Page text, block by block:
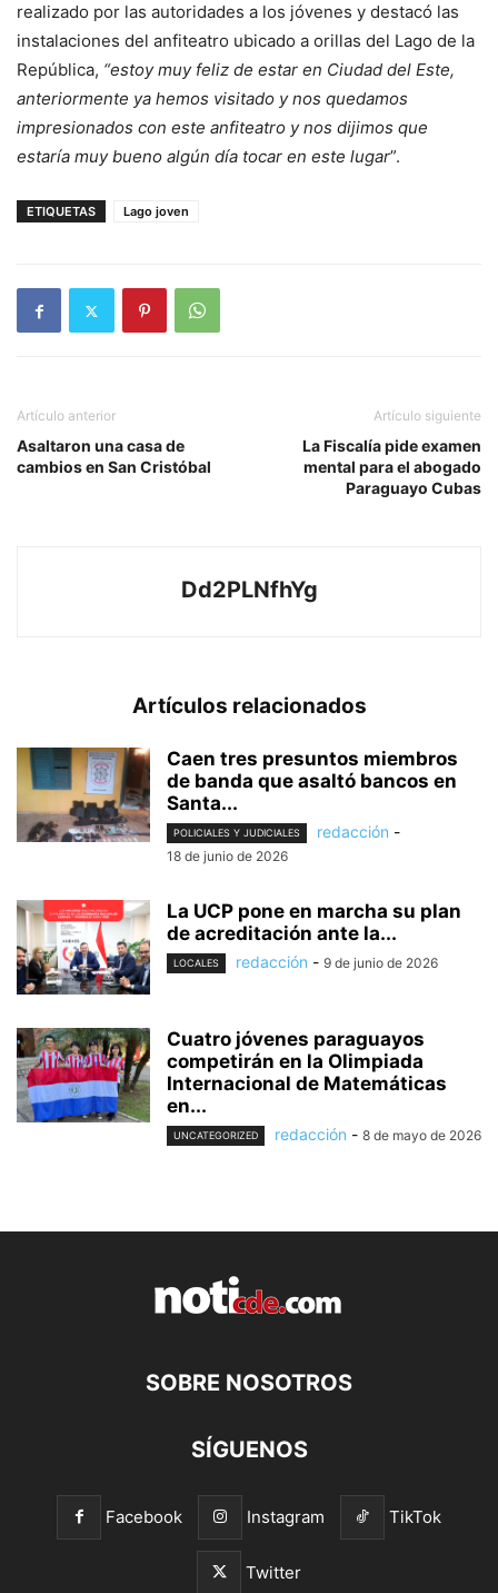
realizado por las autoridades a los jóvenes y destacó las
instalaciones del anfiteatro ubicado a orillas del Lago de la
República, “estoy muy feliz de estar en Ciudad del Este,
anteriormente ya hemos visitado y nos quedamos
impresionados con este anfiteatro y nos dijimos que
estaría muy bueno algún día tocar en este lugar”.
ETIQUETAS Lago joven
Artículo anterior
Asaltaron una casa de
cambios en San Cristóbal
Artículo siguiente
La Fiscalía pide examen
mental para el abogado
Paraguayo Cubas
Dd2PLNfhYg
Artículos relacionados
Caen tres presuntos miembros
de banda que asaltó bancos en
Santa...
POLICIALES Y JUDICIALES redacción -
18 de junio de 2026
La UCP pone en marcha su plan
de acreditación ante la...
LOCALES redacción - 9 de junio de 2026
Cuatro jóvenes paraguayos
competirán en la Olimpiada
Internacional de Matemáticas
en...
UNCATEGORIZED redacción - 8 de mayo de 2026
SOBRE NOSOTROS
SÍGUENOS
Facebook Instagram TikTok
Twitter